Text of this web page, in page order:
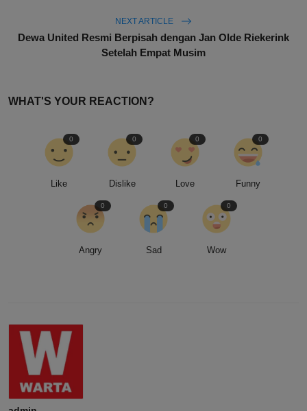
NEXT ARTICLE
Dewa United Resmi Berpisah dengan Jan Olde Riekerink
Setelah Empat Musim
WHAT'S YOUR REACTION?
Like
0
Dislike
0
Love
0
Funny
0
Angry
0
Sad
0
Wow
0